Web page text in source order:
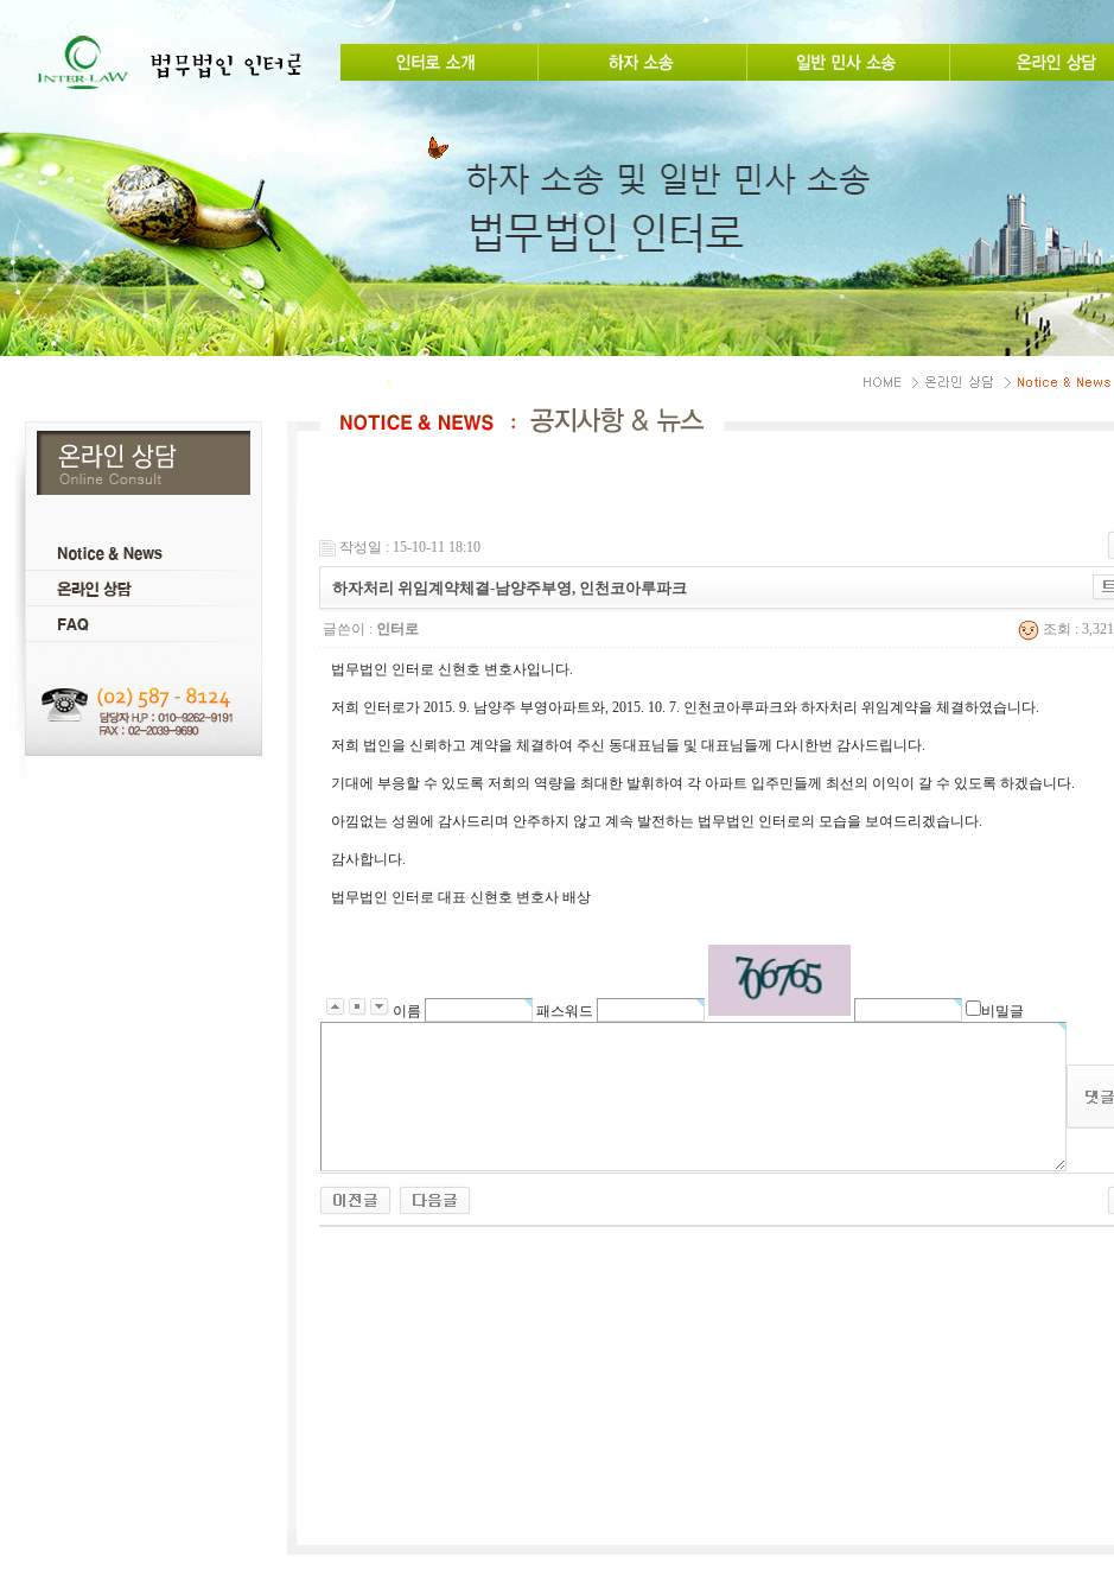
작성일 : 15-10-11 18:10
하자처리 위임계약체결-남양주부영, 인천코아루파크
글쓴이 : 인터로 조회 : 3,321
법무법인 인터로 신현호 변호사입니다.
저희 인터로가 2015. 9. 남양주 부영아파트와, 2015. 10. 7. 인천코아루파크와 하자처리 위임계약을 체결하였습니다.
저희 법인을 신뢰하고 계약을 체결하여 주신 동대표님들 및 대표님들께 다시한번 감사드립니다.
기대에 부응할 수 있도록 저희의 역량을 최대한 발휘하여 각 아파트 입주민들께 최선의 이익이 갈 수 있도록 하겠습니다.
아낌없는 성원에 감사드리며 안주하지 않고 계속 발전하는 법무법인 인터로의 모습을 보여드리겠습니다.
감사합니다.
법무법인 인터로 대표 신현호 변호사 배상
이름 패스워드 비밀글